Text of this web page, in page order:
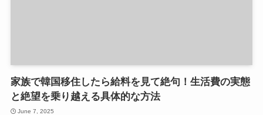
家族で韓国移住したら給料を見て絶句！生活費の実態
と絶望を乗り越える具体的な方法
June 7, 2025